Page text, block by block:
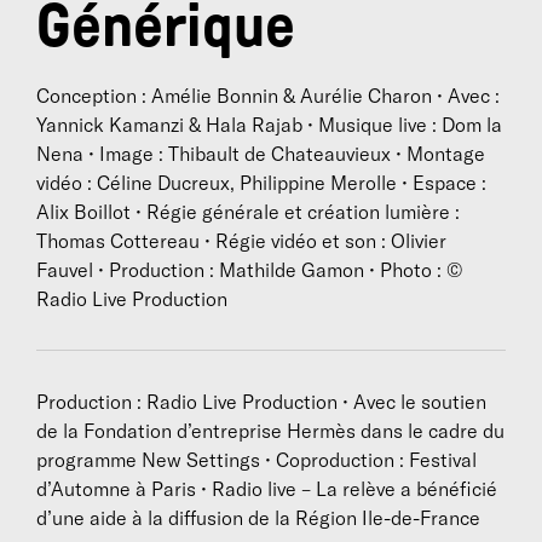
leurs parents, grands-parents, leurs pays. C’est aussi
une nouvelle génération qui entre en scène : celles et
ne portent pas le même regard que leurs aîné·e·s sur
les conflits traversés, les envies de futur, la
génération de leurs parents… La Relève écrit déjà sa
propre histoire.
animeTous en scène, le magazine du spectacle vivant
(samedi 20h), et coordonne l’espace de création
radiophoniqueL’Expérience(dimanche 22h et en
podcast original). Diplômée de Sciences Po Paris,
Paris III, New York University, elle réalise depuis 2011
Générique
Conception : Amélie Bonnin & Aurélie Charon • Avec :
Yannick Kamanzi & Hala Rajab • Musique live : Dom la
Nena • Image : Thibault de Chateauvieux • Montage
vidéo : Céline Ducreux, Philippine Merolle • Espace :
Alix Boillot • Régie générale et création lumière :
Thomas Cottereau • Régie vidéo et son : Olivier
Fauvel • Production : Mathilde Gamon • Photo : ©
Radio Live Production
Production : Radio Live Production • Avec le soutien
de la Fondation d’entreprise Hermès dans le cadre du
programme New Settings • Coproduction : Festival
d’Automne à Paris • Radio live – La relève a bénéficié
d’une aide à la diffusion de la Région Ile-de-France